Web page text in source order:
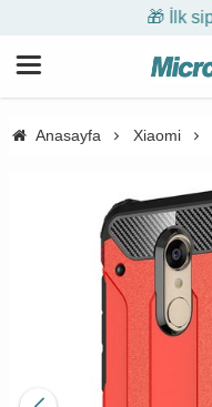
🎁 İlk
Anasayfa Xiaomi